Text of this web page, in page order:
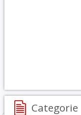
Categorie